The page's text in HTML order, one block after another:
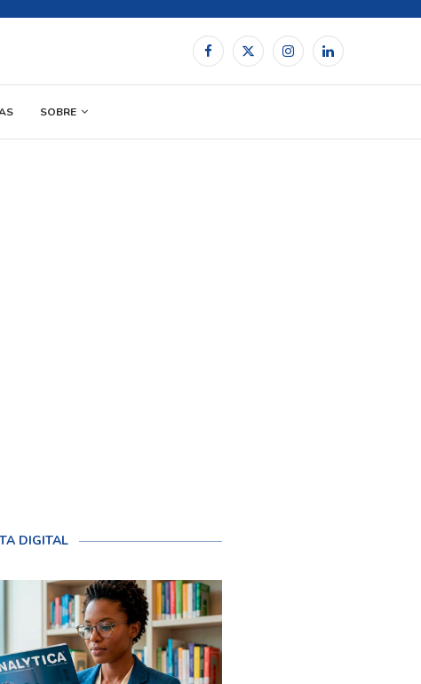
SOBRE
DIGITAL